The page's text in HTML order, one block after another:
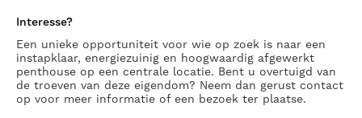
Interesse?
Een unieke opportuniteit voor wie op zoek is naar een
instapklaar, energiezuinig en hoogwaardig afgewerkt
penthouse op een centrale locatie. Bent u overtuigd van
de troeven van deze eigendom? Neem dan gerust contact
op voor meer informatie of een bezoek ter plaatse.